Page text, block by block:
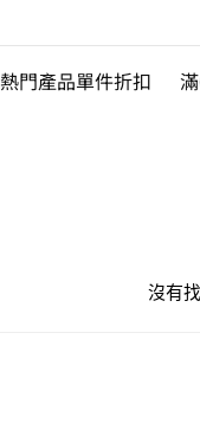
熱門產品單件折扣
沒有